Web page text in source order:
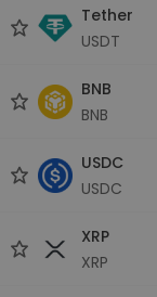
Tether
USDT
BNB
BNB
USDC
USDC
XRP
XRP